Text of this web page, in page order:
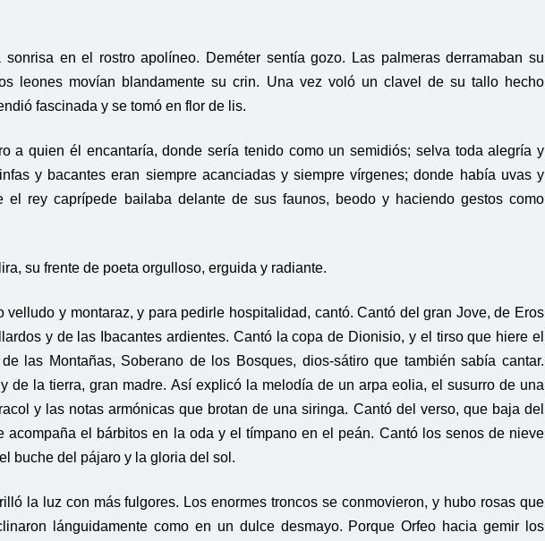
en el rostro apolíneo. Deméter sentía gozo. Las palmeras derramaban su
leones movían blandamente su crin. Una vez voló un clavel de su tallo hecho
fascinada y se tomó en flor de lis.
a quien él encantaría, donde sería tenido como un semidiós; selva toda alegría y
y bacantes eran siempre acanciadas y siempre vírgenes; donde había uvas y
el rey caprípede bailaba delante de sus faunos, beodo y haciendo gestos como
su frente de poeta orgulloso, erguida y radiante.
velludo y montaraz, y para pedirle hospitalidad, cantó. Cantó del gran Jove, de Eros
y de las Ibacantes ardientes. Cantó la copa de Dionisio, y el tirso que hiere el
las Montañas, Soberano de los Bosques, dios-sátiro que también sabía cantar.
de la tierra, gran madre. Así explicó la melodía de un arpa eolia, el susurro de una
y las notas armónicas que brotan de una siringa. Cantó del verso, que baja del
el bárbitos en la oda y el tímpano en el peán. Cantó los senos de nieve
buche del pájaro y la gloria del sol.
la luz con más fulgores. Los enormes troncos se conmovieron, y hubo rosas que
lánguidamente como en un dulce desmayo. Porque Orfeo hacia gemir los